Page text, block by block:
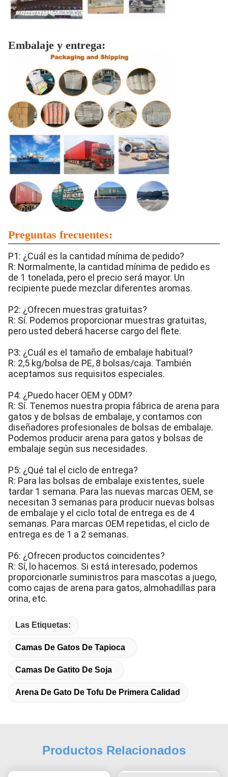
Embalaje y entrega:
Preguntas frecuentes:
P1: ¿Cuál es la cantidad mínima de pedido?
R: Normalmente, la cantidad mínima de pedido es
de 1 tonelada, pero el precio será mayor. Un
recipiente puede mezclar diferentes aromas.
P2: ¿Ofrecen muestras gratuitas?
R: Sí. Podemos proporcionar muestras gratuitas,
pero usted deberá hacerse cargo del flete.
P3: ¿Cuál es el tamaño de embalaje habitual?
R: 2,5 kg/bolsa de PE, 8 bolsas/caja. También
aceptamos sus requisitos especiales.
P4: ¿Puedo hacer OEM y ODM?
R: Sí. Tenemos nuestra propia fábrica de arena para
gatos y de bolsas de embalaje, y contamos con
diseñadores profesionales de bolsas de embalaje.
Podemos producir arena para gatos y bolsas de
embalaje según sus necesidades.
P5: ¿Qué tal el ciclo de entrega?
R: Para las bolsas de embalaje existentes, suele
tardar 1 semana. Para las nuevas marcas OEM, se
necesitan 3 semanas para producir nuevas bolsas
de embalaje y el ciclo total de entrega es de 4
semanas. Para marcas OEM repetidas, el ciclo de
entrega es de 1 a 2 semanas.
P6: ¿Ofrecen productos coincidentes?
R: Sí, lo hacemos. Si está interesado, podemos
proporcionarle suministros para mascotas a juego,
como cajas de arena para gatos, almohadillas para
orina, etc.
Las Etiquetas:
Camas De Gatos De Tapioca
Camas De Gatito De Soja
Arena De Gato De Tofu De Primera Calidad
Productos Relacionados